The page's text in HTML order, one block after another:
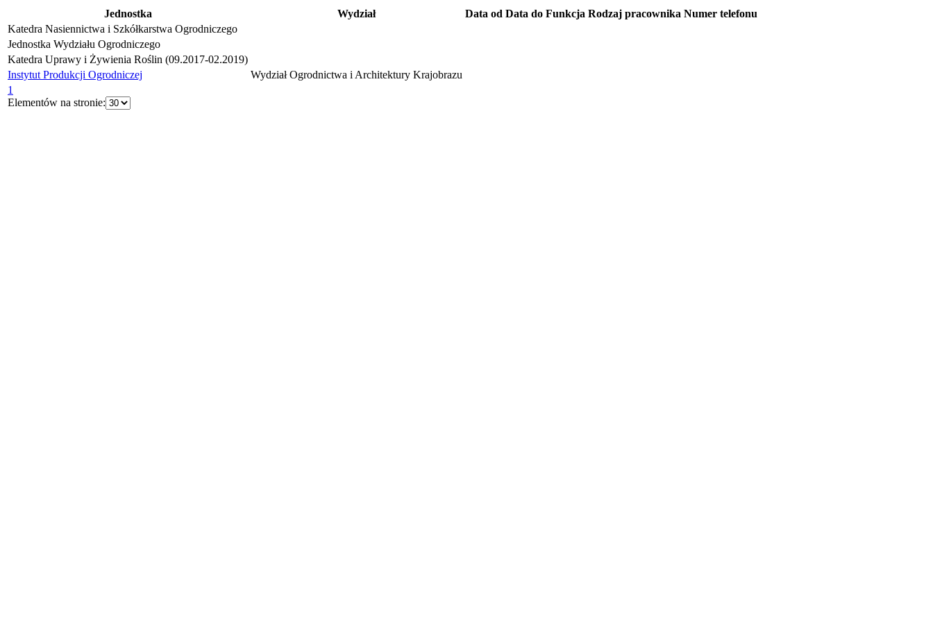
Jednostka Wydział Data od Data do Funkcja Rodzaj pracownika Numer telefonu
Katedra Nasiennictwa i Szkółkarstwa Ogrodniczego
Jednostka Wydziału Ogrodniczego
Katedra Uprawy i Żywienia Roślin (09.2017-02.2019)
Instytut Produkcji Ogrodniczej
Wydział Ogrodnictwa i Architektury Krajobrazu
1
Elementów na stronie: